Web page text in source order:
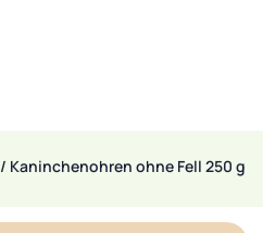
/ Kaninchenohren ohne Fell 250 g